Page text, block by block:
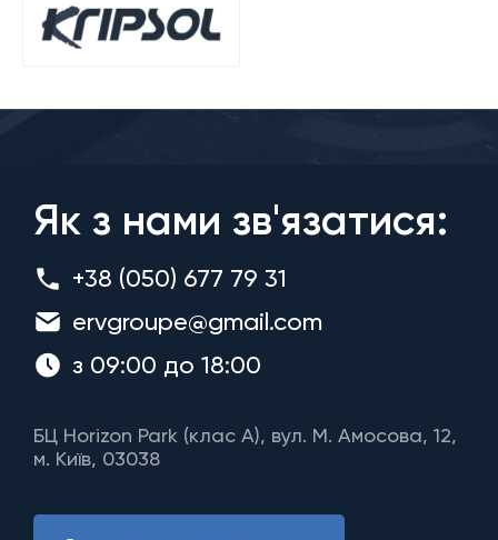
Як з нами зв'язатися:
+38 (050) 677 79 31
ervgroupe@gmail.com
з 09:00 до 18:00
БЦ Horizon Park (клас A), вул. М. Амосова, 12,
м. Київ, 03038